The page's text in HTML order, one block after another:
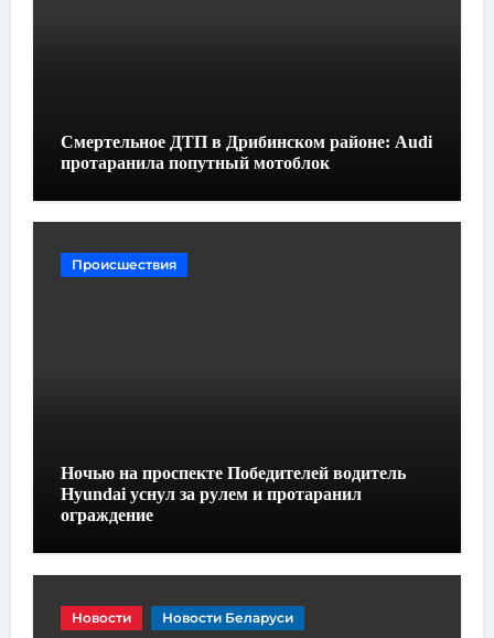
Смертельное ДТП в Дрибинском районе: Audi
протаранила попутный мотоблок
Происшествия
Ночью на проспекте Победителей водитель
Hyundai уснул за рулем и протаранил
ограждение
Новости Новости Беларуси